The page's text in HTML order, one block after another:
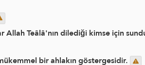
Allah Teâlâ'nın dilediği kimse için
bir ahlakın göstergesidir.